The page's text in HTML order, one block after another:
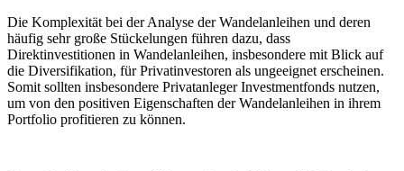
Die Komplexität bei der Analyse der Wandelanleihen und deren
häufig sehr große Stückelungen führen dazu, dass
Direktinvestitionen in Wandelanleihen, insbesondere mit Blick auf
die Diversifikation, für Privatinvestoren als ungeeignet erscheinen.
Somit sollten insbesondere Privatanleger Investmentfonds nutzen,
um von den positiven Eigenschaften der Wandelanleihen in ihrem
Portfolio profitieren zu können.